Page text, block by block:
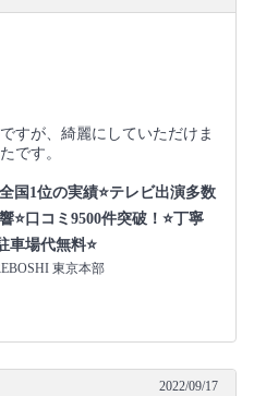
すが、綺麗にしていただけま
です。
国1位の実績⭐テレビ出演多数
⭐口コミ9500件突破！⭐丁寧
車場代無料⭐
東京本部
2022/09/17